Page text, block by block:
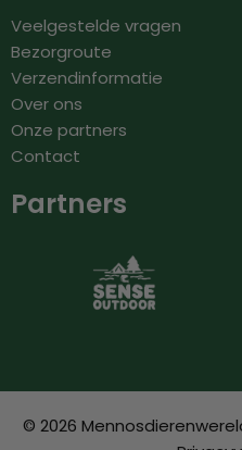
Veelgestelde vragen
Bezorgroute
Verzendinformatie
Over ons
Onze partners
Contact
Partners
© 2026